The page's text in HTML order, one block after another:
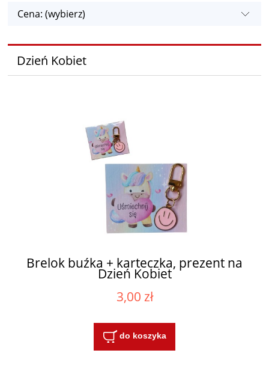
Cena: (wybierz)
Dzień Kobiet
Brelok buźka + karteczka, prezent na
Dzień Kobiet
3,00 zł
do koszyka